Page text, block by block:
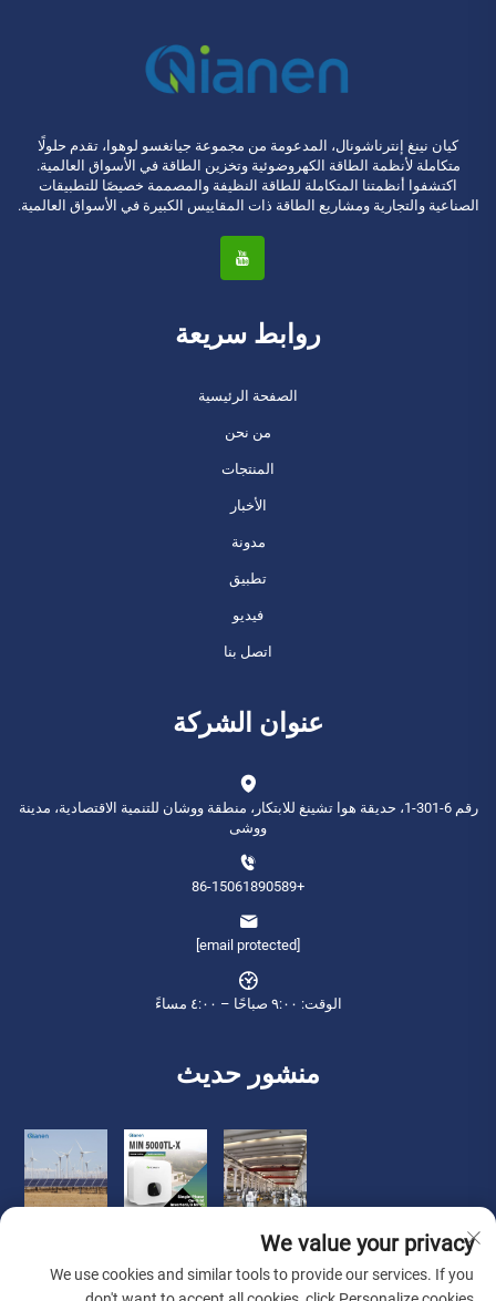
كيان نينغ إنترناشونال، المدعومة من مجموعة جيانغسو لوهوا، تقدم حلولًا
متكاملة لأنظمة الطاقة الكهروضوئية وتخزين الطاقة في الأسواق العالمية.
اكتشفوا أنظمتنا المتكاملة للطاقة النظيفة والمصممة خصيصًا للتطبيقات
الصناعية والتجارية ومشاريع الطاقة ذات المقاييس الكبيرة في الأسواق العالمية.
روابط سريعة
الصفحة الرئيسية
من نحن
المنتجات
الأخبار
مدونة
تطبيق
فيديو
اتصل بنا
عنوان الشركة
رقم 6-301-1، حديقة هوا تشينغ للابتكار، منطقة ووشان للتنمية الاقتصادية، مدينة
ووشى
+86-15061890589
[email protected]
الوقت: ٩:٠٠ صباحًا – ٤:٠٠ مساءً
منشور حديث
We value your privacy
We use cookies and similar tools to provide our services. If you